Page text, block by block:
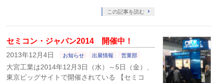
この記事を読む
セミコン・ジャパン2014 開催中！
2013年12月4日 お知らせ 出展情報 営業部
大宮工業は2014年12月3日（水）～5日（金）、
東京ビッグサイトで開催されている 【セミコ